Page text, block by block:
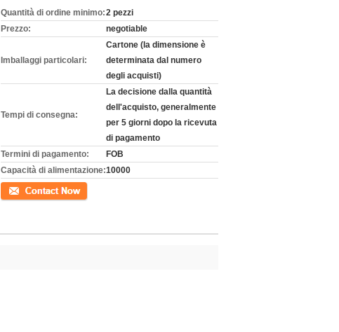
Quantità di ordine minimo:2 pezzi
Prezzo:
negotiable
Imballaggi particolari:
Cartone (la dimensione è
determinata dal numero
degli acquisti)
Tempi di consegna:
La decisione dalla quantità
dell'acquisto, generalmente
per 5 giorni dopo la ricevuta
di pagamento
Termini di pagamento:
FOB
Capacità di alimentazione:10000
Contatto